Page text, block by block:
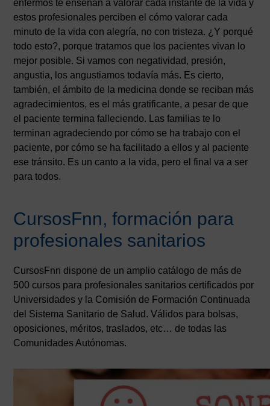
enfermos te enseñan a valorar cada instante de la vida y
estos profesionales perciben el cómo valorar cada
minuto de la vida con alegría, no con tristeza. ¿Y porqué
todo esto?, porque tratamos que los pacientes vivan lo
mejor posible. Si vamos con negatividad, presión,
angustia, los angustiamos todavía más. Es cierto,
también, el ámbito de la medicina donde se reciban más
agradecimientos, es el más gratificante, a pesar de que
el paciente termina falleciendo. Las familias te lo
terminan agradeciendo por cómo se ha trabajo con el
paciente, por cómo se ha facilitado a ellos y al paciente
ese tránsito. Es un canto a la vida, pero el final va a ser
para todos.
CursosFnn, formación para
profesionales sanitarios
CursosFnn dispone de un amplio catálogo de más de
500 cursos para profesionales sanitarios certificados por
Universidades y la Comisión de Formación Continuada
del Sistema Sanitario de Salud. Válidos para bolsas,
oposiciones, méritos, traslados, etc… de todas las
Comunidades Autónomas.